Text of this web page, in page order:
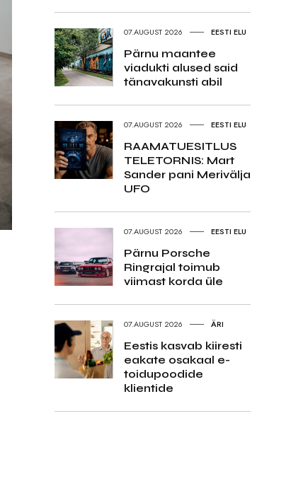
07.AUGUST 2026 EESTI ELU
Pärnu maantee
viadukti alused said
tänavakunsti abil
07.AUGUST 2026 EESTI ELU
RAAMATUESITLUS
TELETORNIS: Mart
Sander pani Merivälja
UFO
07.AUGUST 2026 EESTI ELU
Pärnu Porsche
Ringrajal toimub
viimast korda üle
07.AUGUST 2026 ÄRI
Eestis kasvab kiiresti
eakate osakaal e-
toidupoodide
klientide